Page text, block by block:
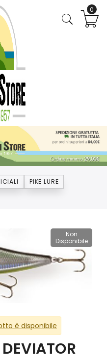
PIKE LURE
Non
Disponibile
è disponibile